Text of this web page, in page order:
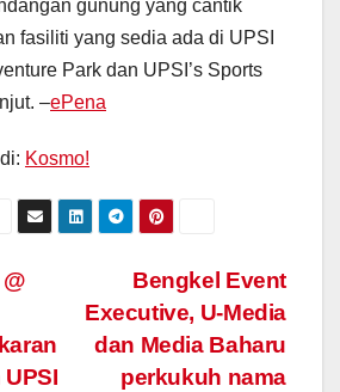
gunung yang cantik
fasiliti yang sedia ada di UPSI
Park dan UPSI’s Sports
–ePena
Kosmo!
Bengkel Event
Executive, U-Media
dan Media Baharu
perkukuh nama